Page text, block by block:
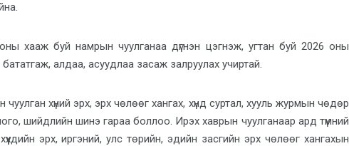
хааж буй намрын чуулганаа дүгнэн цэгнэж, угтан буй 2026 оны
алдаа, асуудлаа засаж залруулах учиртай.
хүний эрх, эрх чөлөөг хангах, хүнд суртал, хууль журмын чөдөр
шийдлийн шинэ гараа боллоо. Ирэх хаврын чуулганаар ард түмний
эрх, иргэний, улс төрийн, эдийн засгийн эрх чөлөөг хангахын